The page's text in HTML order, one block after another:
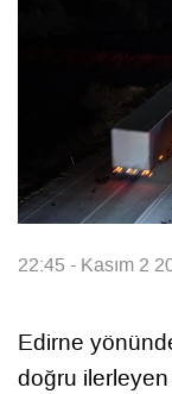
22:45 - Kasım 2
Edirne
doğru ilerleyen